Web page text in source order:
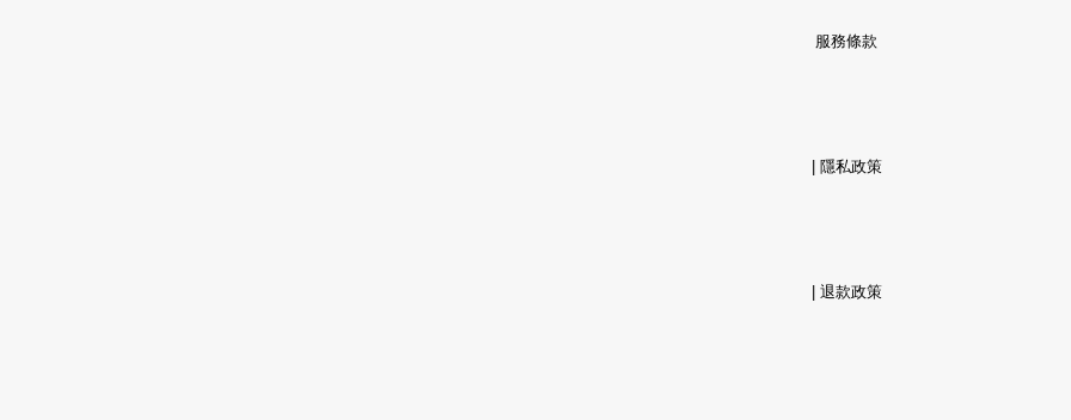
服務條款
                  |
隱私政策
                  |
退款政策